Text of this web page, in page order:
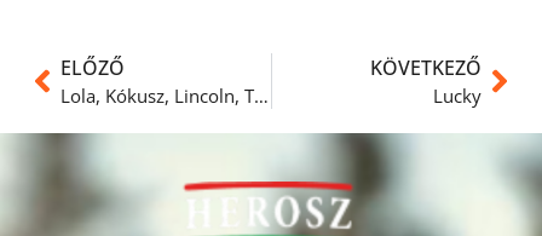
ELŐZŐ
Lola, Kókusz, Lincoln, Tejföl és Sanyi cica is a mai nap talált gazdira
KÖVETKEZŐ
Lucky